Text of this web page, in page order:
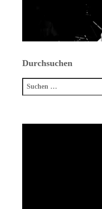
Durchsuchen
Suchen
nach: